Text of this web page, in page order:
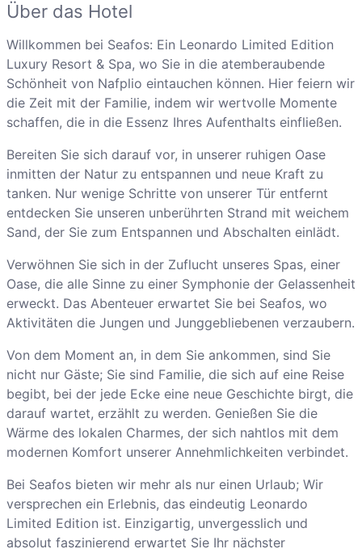
Über das Hotel
Willkommen bei Seafos: Ein Leonardo Limited Edition
Luxury Resort & Spa, wo Sie in die atemberaubende
Schönheit von Nafplio eintauchen können. Hier feiern wir
die Zeit mit der Familie, indem wir wertvolle Momente
schaffen, die in die Essenz Ihres Aufenthalts einfließen.
Bereiten Sie sich darauf vor, in unserer ruhigen Oase
inmitten der Natur zu entspannen und neue Kraft zu
tanken. Nur wenige Schritte von unserer Tür entfernt
entdecken Sie unseren unberührten Strand mit weichem
Sand, der Sie zum Entspannen und Abschalten einlädt.
Verwöhnen Sie sich in der Zuflucht unseres Spas, einer
Oase, die alle Sinne zu einer Symphonie der Gelassenheit
erweckt. Das Abenteuer erwartet Sie bei Seafos, wo
Aktivitäten die Jungen und Junggebliebenen verzaubern.
Von dem Moment an, in dem Sie ankommen, sind Sie
nicht nur Gäste; Sie sind Familie, die sich auf eine Reise
begibt, bei der jede Ecke eine neue Geschichte birgt, die
darauf wartet, erzählt zu werden. Genießen Sie die
Wärme des lokalen Charmes, der sich nahtlos mit dem
modernen Komfort unserer Annehmlichkeiten verbindet.
Bei Seafos bieten wir mehr als nur einen Urlaub; Wir
versprechen ein Erlebnis, das eindeutig Leonardo
Limited Edition ist. Einzigartig, unvergesslich und
absolut faszinierend erwartet Sie Ihr nächster